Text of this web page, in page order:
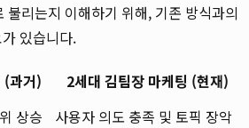
리는지 이해하기 위해, 기존 방식과의
있습니다.
(과거)
2세대 김팀장 마케팅 (현재)
상승
사용자 의도 충족 및 토픽 장악